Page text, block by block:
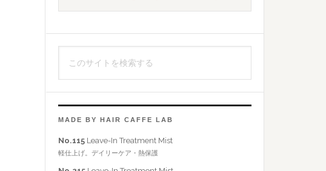
イ
バ
ー
ト
検
MADE BY HAIR CAFFE LAB
No.115 Leave-In Treatment Mist
軽仕上げ。デイリーケア・熱保護